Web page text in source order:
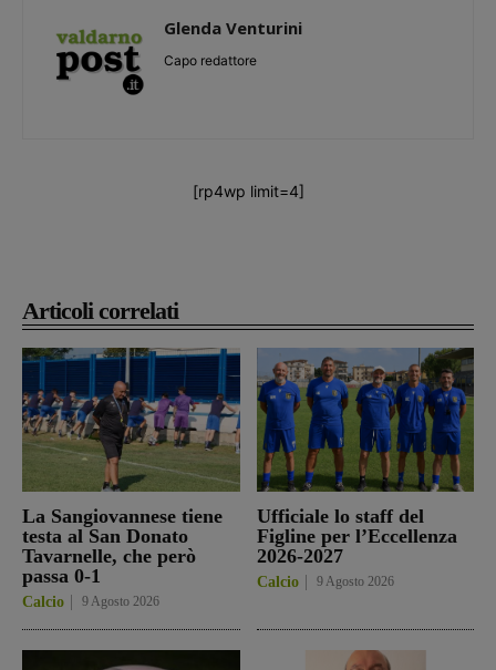
Articoli correlati
La Sangiovannese tiene
testa al San Donato
Tavarnelle, che però
passa 0-1
Calcio 9 Agosto 2026
Ufficiale lo staff del
Figline per l’Eccellenza
2026-2027
Calcio 9 Agosto 2026
Glenda Venturini
Capo redattore
[rp4wp limit=4]